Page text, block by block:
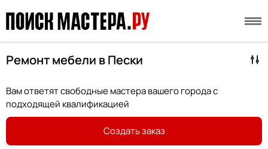
Ремонт мебели в Пески
Вам ответят свободные мастера вашего города с
подходящей квалификацией
Создать заказ